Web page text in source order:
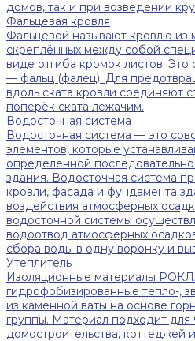
домов, так и при возведении
Фальцевая кровля
Фальцевой называют кровлю из
скреплённых между собой
виде отгиба кромок листов.
— фальц (фалец). Для
вдоль ската кровли соединяют
поперёк ската лежачим.
Водосточная система
Водосточная система — это
элементов, которые
определенной
здания. Водосточная система
кровли, фасада и фундамента
воздействия атмосферных
водосточной системы
водоотвод атмосферных
сбора воды в одну воронку и
Утеплитель
Изоляционные материалы
гидрофобизированные тепло-,
из каменной ваты на основе
группы. Материал подходит для
домостроительства, коттеджей